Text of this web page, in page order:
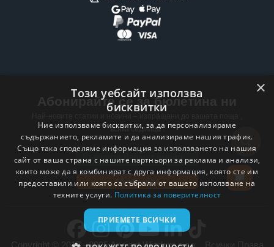
Абонирайте се за бюлетина ни
всяка седмица .
Email address
Абонирай се
Copyright © 2017 - 2025 Ancient Wisdom s.r.o. . Всички Права
×
Този уебсайт използва
бисквитки
Ние използваме бисквитки, за да персонализираме
съдържанието, рекламите и да анализираме нашия трафик.
Също така споделяме информация за използването на нашия
сайт от ваша страна с нашите партньори за реклама и анализи,
които може да я комбинират с друга информация, която сте им
предоставили или която са събрали от вашето използване на
техните услуги. Политика за поверителност
ПРИЕМЕТЕ ВСИЧКИ